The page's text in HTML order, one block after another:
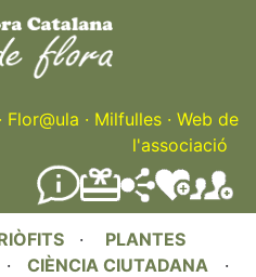
Skip
to
main
content
· Flor@ula · Milfulles · Web de
l'associació
· PLANTES
· CIÈNCIA CIUTADANA ·